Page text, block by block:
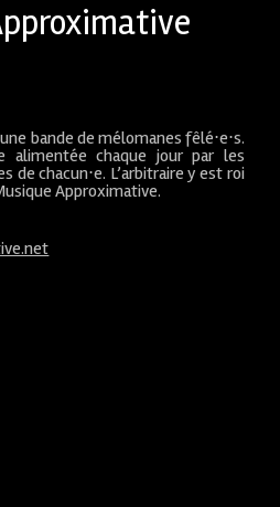
bande de mélomanes fêlé⋅e⋅s.
alimentée chaque jour par les
de chacun⋅e. L’arbitraire y est roi
Approximative.